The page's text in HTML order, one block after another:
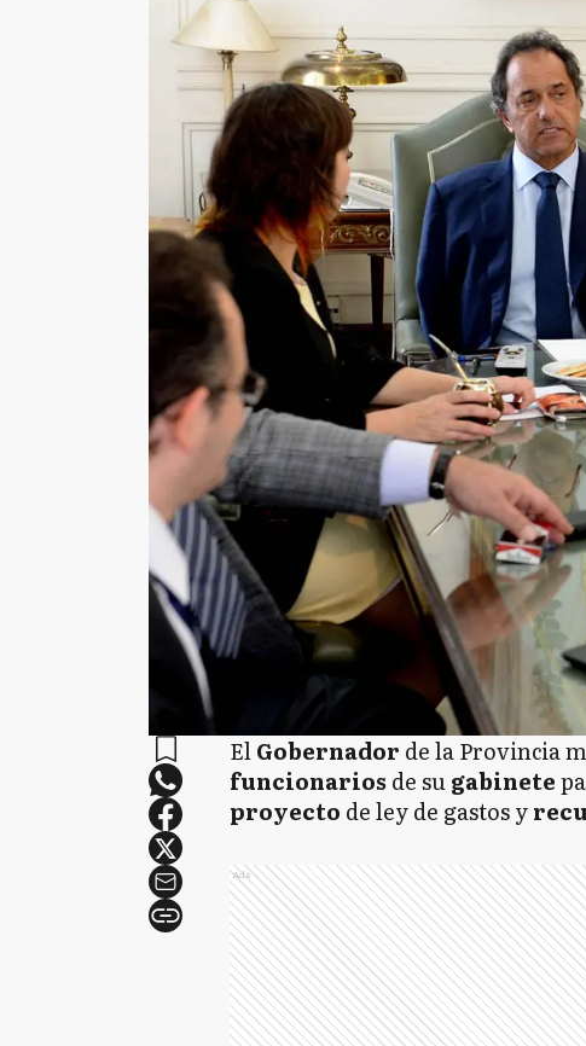
ElGobernador de la Provincia
funcionarios de sugabinete
proyecto de ley de gastos y
Ads